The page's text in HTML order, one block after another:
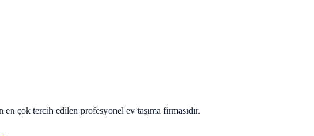
çok tercih edilen profesyonel ev taşıma firmasıdır.